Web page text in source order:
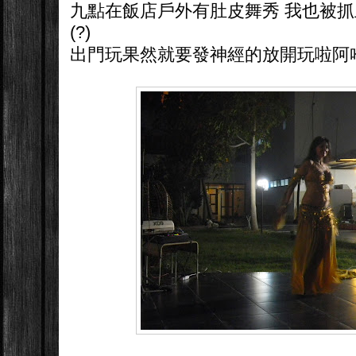
九點在飯店戶外有肚皮舞秀 我也被
(?)
出門玩果然就要發神經的放開玩啦阿